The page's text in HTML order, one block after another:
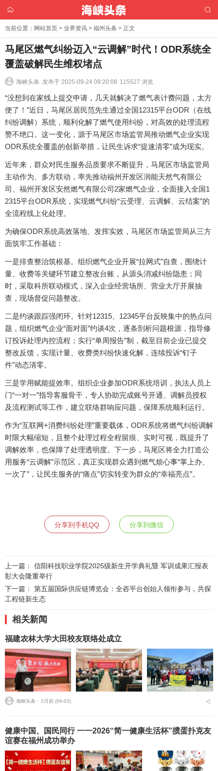
当前位置： 网站首页 > 业界资讯 > 福州头条 > 正文
马尾区燃气纠纷迈入“云调解”时代！ODR系统全
覆盖破解民生维权堵点
海峡头条 .发布于 2025-09-24 09:20:08 115527 浏览
“没想到在家线上提交申请，几天就解决了燃气表计费问题，太方
便了！”近日，马尾区居民范先生通过全国12315平台ODR（在线
纠纷调解）系统，顺利化解了燃气使用纠纷，对高效的处理流程
赞不绝口。这一变化，源于马尾区市场监管局推动燃气企业实现
ODR系统全覆盖的创新举措，让民生诉求“提速清零”成为现实。
近年来，群众对民生服务品质要求不断提升，马尾区市场监管局
主动作为、多方联动，率先推动福州开发区润能天然气有限公
司、福州开发区安然燃气有限公司2家燃气企业，全面接入全国1
2315平台ODR系统，实现燃气纠纷“云受理、云调解、云结案”的
全流程线上化处理。
为确保ODR系统高效落地、发挥实效，马尾区市场监管局从三方
面筑牢工作基础：
一是排查整治筑根基。组织燃气企业开展“拉网式”自查，围绕计
量、收费等关键环节建立整改台账，从源头消减纠纷隐患；同
时，采取科所联动模式，深入企业经营场所、营业大厅开展抽
查，现场督促问题整改。
二是约谈跟踪强闭环。针对12315、12345平台反映集中的热点问
题，组织燃气企业“面对面”约谈4次，逐条剖析问题根源，指导修
订投诉处理内控流程；实行“单周报告”制，截至目前企业已提交
整改反馈，实现计量、收费类纠纷快速化解，连续投诉“钉子
件”动态清零。
三是学用赋能提效率。组织企业参加ODR系统培训，执法人员上
门“一对一”指导客服骨干，专人协助完成账号开通、调解员授权
及流程测试等工作，建立联络群响应问题，保障系统顺利运行。
作为“互联网+消费纠纷处理”重要载体，ODR系统将燃气纠纷调解
时限大幅缩短，且整个处理过程全程留痕、实时可视，既提升了
调解效率，也保障了处理透明度。下一步，马尾区将全力打造公
用服务“云调解”示范区，真正实现群众遇到燃气烦心事“掌上办、
一次了”，让民生服务的“痛点”切实转变为群众的“幸福亮点”。
分享到手机QQ 分享到微信
上一篇： 信阳科技职业学院2025级新生开学典礼暨 军训成果汇报表
彰大会隆重举行
下一篇： 第五届国际供应链博览会：全咨平台创始人领衔参与，共探
工程链新生态
相关新闻
福建农林大学大田校友联络处成立
海峡头条 ⋅ 2月前 (06-03)
健康中国、国民同行 一一2026“简一健康生活杯”掼蛋扑克友
谊赛在福州成功举办